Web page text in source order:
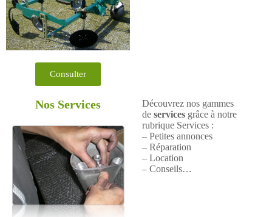
Consulter
Nos Services
Découvrez nos gammes
de services grâce à notre
rubrique Services :
– Petites annonces
– Réparation
– Location
– Conseils…